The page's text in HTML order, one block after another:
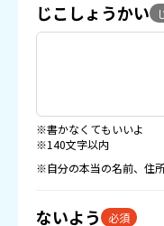
じこしょうかい
※書かなくてもいいよ
※140文字以内
※自分の本当の名前、住
ないよう 必須